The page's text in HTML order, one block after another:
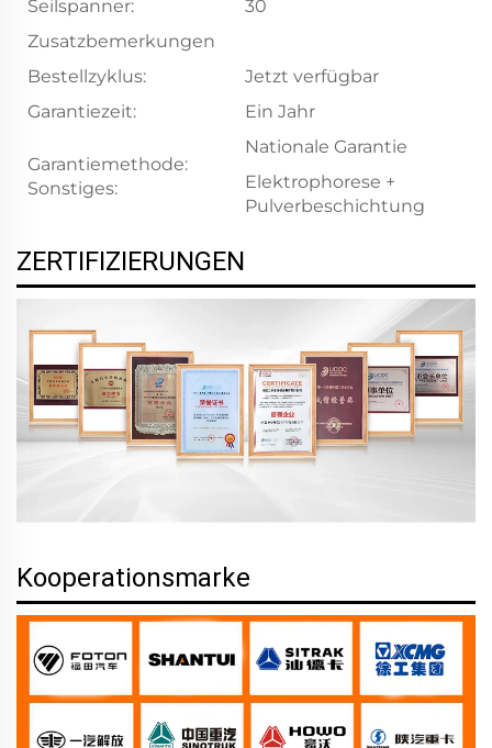
Seilspanner:
30
Zusatzbemerkungen
Bestellzyklus:
Jetzt verfügbar
Garantiezeit:
Ein Jahr
Garantiemethode:
Sonstiges:
Nationale Garantie
Elektrophorese +
Pulverbeschichtung
ZERTIFIZIERUNGEN
Kooperationsmarke